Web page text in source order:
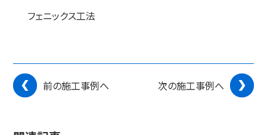
フェニックス工法
前の施工事例へ 次の施工事例へ